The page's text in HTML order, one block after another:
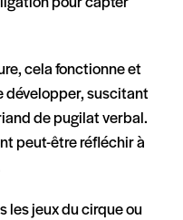
cela fonctionne et
développer, suscitant
de pugilat verbal.
peut-être réfléchir à
les jeux du cirque ou